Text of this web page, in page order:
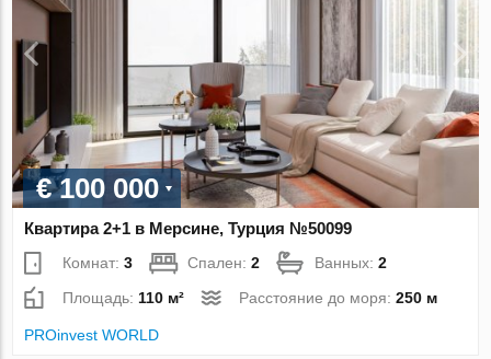
€ 100 000
Квартира 2+1 в Мерсине, Турция №50099
Комнат:3 Спален:2 Ванных:2
Площадь: 110 м² Расстояние до моря:250 м
PROinvest WORLD